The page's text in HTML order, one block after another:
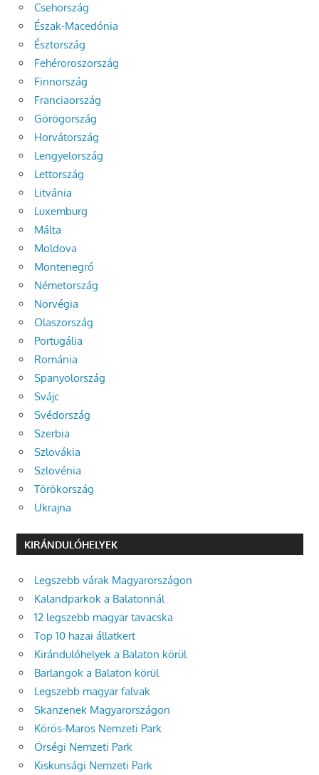
Csehország
Észak-Macedónia
Észtország
Fehéroroszország
Finnország
Franciaország
Görögország
Horvátország
Lengyelország
Lettország
Litvánia
Luxemburg
Málta
Moldova
Montenegró
Németország
Norvégia
Olaszország
Portugália
Románia
Spanyolország
Svájc
Svédország
Szerbia
Szlovákia
Szlovénia
Törökország
Ukrajna
KIRÁNDULÓHELYEK
Legszebb várak Magyarországon
Kalandparkok a Balatonnál
12 legszebb magyar tavacska
Top 10 hazai állatkert
Kirándulóhelyek a Balaton körül
Barlangok a Balaton körül
Legszebb magyar falvak
Skanzenek Magyarországon
Körös-Maros Nemzeti Park
Őrségi Nemzeti Park
Kiskunsági Nemzeti Park